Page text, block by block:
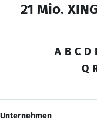
21 Mio.
A B C D
Q
Unternehmen